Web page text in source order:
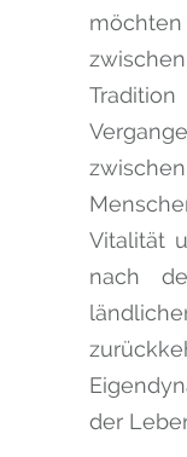
Vitalität
nach
der